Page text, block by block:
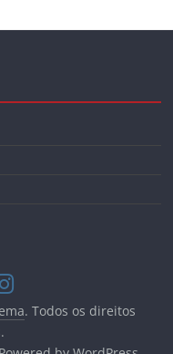
. Todos os direitos